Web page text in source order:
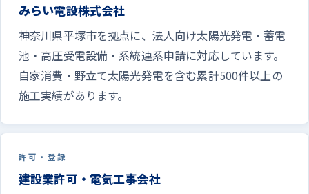
みらい電設株式会社
神奈川県平塚市を拠点に、法人向け太陽光発電・蓄電
池・高圧受電設備・系統連系申請に対応しています。
自家消費・野立て太陽光発電を含む累計500件以上の
施工実績があります。
許可・登録
建設業許可・電気工事会社